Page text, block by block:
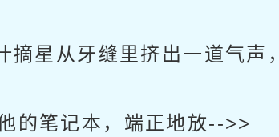
星从牙缝里挤出一道气声
笔记本，端正地放-->>